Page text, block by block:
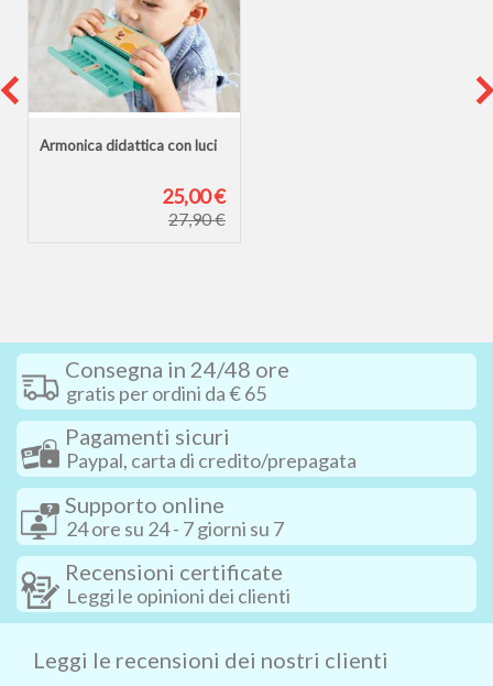
Armonica didattica con luci
25,00 €
27,90 €
Consegna in 24/48 ore
gratis per ordini da € 65
Pagamenti sicuri
Paypal, carta di credito/prepagata
Supporto online
24 ore su 24 - 7 giorni su 7
Recensioni certificate
Leggi le opinioni dei clienti
Leggi le recensioni dei nostri clienti